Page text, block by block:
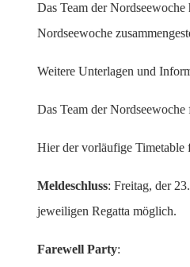
Das Team der
Nordseewoche
Weitere Unterlagen und
Das Team der
Hier der vorläufige Timetable
Meldeschluss: Freitag, der
jeweiligen Regatta möglich.
Farewell Party: